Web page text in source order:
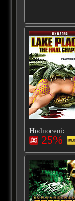
Hodnocení:
25%